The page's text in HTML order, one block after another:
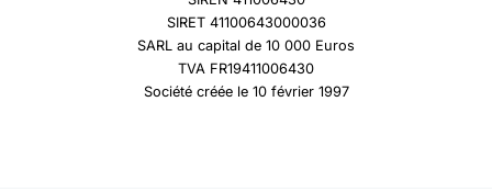
SIRET 41100643000036
SARL au capital de 10 000 Euros
TVA FR19411006430
Société créée le 10 février 1997